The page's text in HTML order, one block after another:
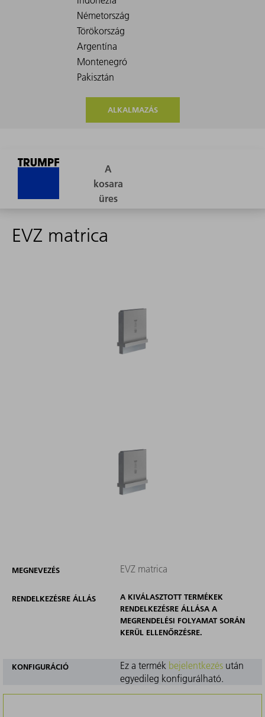
ALKALMAZÁS
EVZ matrica
MEGNEVEZÉS EVZ matrica
RENDELKEZÉSRE ÁLLÁS
A KIVÁLASZTOTT TERMÉKEK
RENDELKEZÉSRE ÁLLÁSA A
MEGRENDELÉSI FOLYAMAT SORÁN
KERÜL ELLENŐRZÉSRE.
KONFIGURÁCIÓ Ez a termék bejelentkezésután
egyedileg konfigurálható.